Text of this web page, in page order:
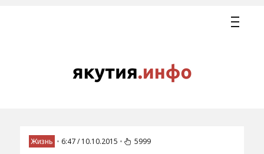
Жизнь • 6:47 / 10.10.2015 • 5999